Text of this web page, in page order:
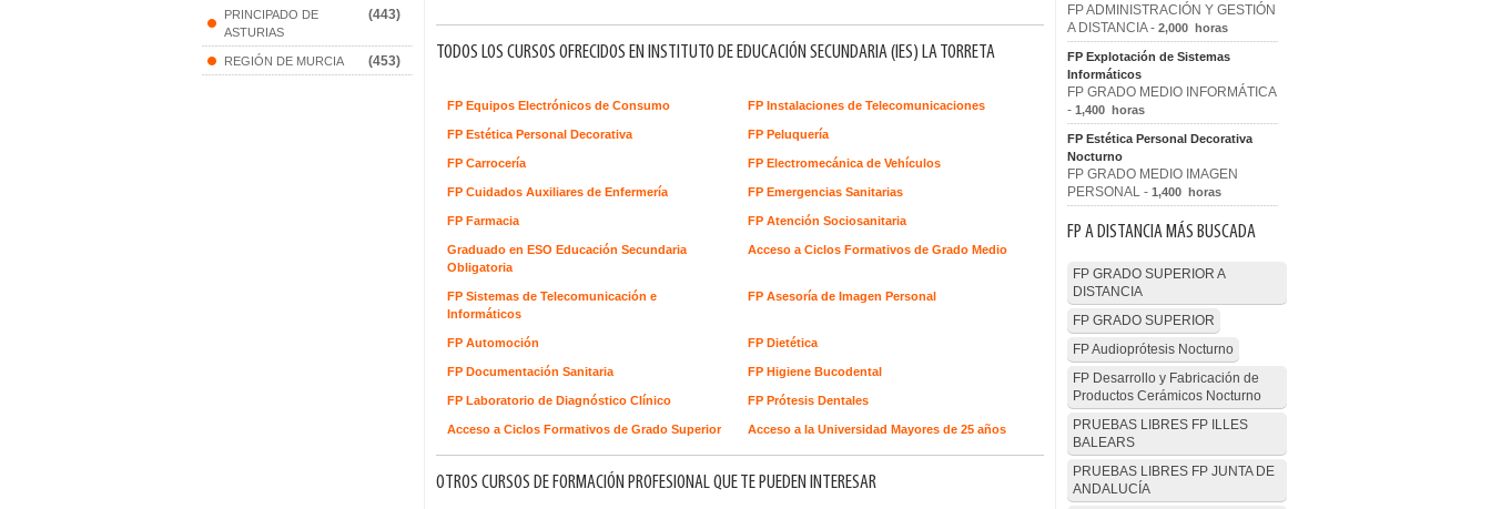
PRINCIPADO DE
ASTURIAS
(443)
REGIÓN DE MURCIA (453) TODOS LOS CURSOS OFRECIDOS EN INSTITUTO DE EDUCACIÓN SECUNDARIA (IES) LA TORRETA
FP Equipos Electrónicos de Consumo FP Instalaciones de Telecomunicaciones
FP Estética Personal Decorativa FP Peluquería
FP Carrocería FP Electromecánica de Vehículos
FP Cuidados Auxiliares de Enfermería FP Emergencias Sanitarias
FP Farmacia FP Atención Sociosanitaria
Graduado en ESO Educación Secundaria
Obligatoria
Acceso a Ciclos Formativos de Grado Medio
FP Sistemas de Telecomunicación e
Informáticos
FP Asesoría de Imagen Personal
FP Automoción FP Dietética
FP Documentación Sanitaria FP Higiene Bucodental
FP Laboratorio de Diagnóstico Clínico FP Prótesis Dentales
Acceso a Ciclos Formativos de Grado Superior Acceso a la Universidad Mayores de 25 años
OTROS CURSOS DE FORMACIÓN PROFESIONAL QUE TE PUEDEN INTERESAR
FP ADMINISTRACIÓN Y GESTIÓN
A DISTANCIA - 2,000 horas
FP Explotación de Sistemas
Informáticos
FP GRADO MEDIO INFORMÁTICA
- 1,400 horas
FP Estética Personal Decorativa
Nocturno
FP GRADO MEDIO IMAGEN
PERSONAL - 1,400 horas
FP A DISTANCIA MÁS BUSCADA
FP GRADO SUPERIOR A
DISTANCIA
FP GRADO SUPERIOR
FP Audioprótesis Nocturno
FP Desarrollo y Fabricación de
Productos Cerámicos Nocturno
PRUEBAS LIBRES FP ILLES
BALEARS
PRUEBAS LIBRES FP JUNTA DE
ANDALUCÍA